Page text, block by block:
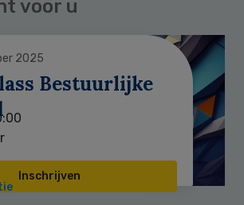
voor u
2025
Bestuurlijke
Inschrijven